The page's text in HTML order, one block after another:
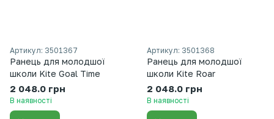
Артикул: 3501367
Ранець для молодшої
школи Kite Goal Time
2 048.0 грн
В наявності
Артикул: 3501368
Ранець для молодшої
школи Kite Roar
2 048.0 грн
В наявності